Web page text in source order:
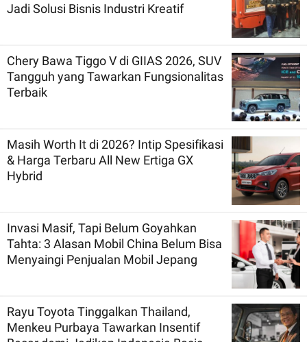
Jadi Solusi Bisnis Industri Kreatif
Chery Bawa Tiggo V di GIIAS 2026, SUV
Tangguh yang Tawarkan Fungsionalitas
Terbaik
Masih Worth It di 2026? Intip Spesifikasi
& Harga Terbaru All New Ertiga GX
Hybrid
Invasi Masif, Tapi Belum Goyahkan
Tahta: 3 Alasan Mobil China Belum Bisa
Menyaingi Penjualan Mobil Jepang
Rayu Toyota Tinggalkan Thailand,
Menkeu Purbaya Tawarkan Insentif